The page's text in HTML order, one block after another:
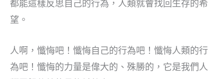
都能這樣反思自己的行為，人類就會找回生存的希
望。
人啊，懺悔吧！懺悔自己的行為吧！懺悔人類的行
為吧！懺悔的力量是偉大的、殊勝的，它是我們人